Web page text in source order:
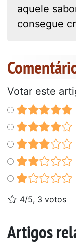
aquele
consegue
Votar este
4/5, 3 votos
Artigos